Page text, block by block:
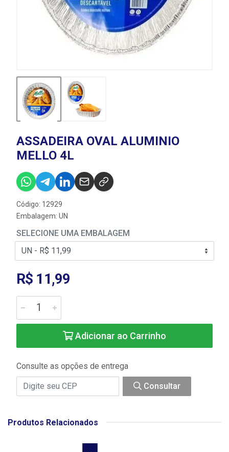
ASSADEIRA OVAL ALUMINIO
MELLO 4L
Código: 12929
Embalagem: UN
SELECIONE UMA EMBALAGEM
R$ 11,99
Adicionar ao Carrinho
Consulte as opções de entrega
Consultar
Produtos Relacionados